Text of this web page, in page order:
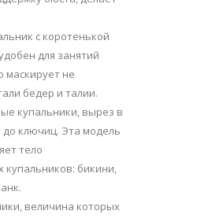
с коротенькой
для занятий
маскирует не
бедер и талии.
купальники, вырез в
до ключиц. Эта модель
тело
купальников: бикини,
величина которых